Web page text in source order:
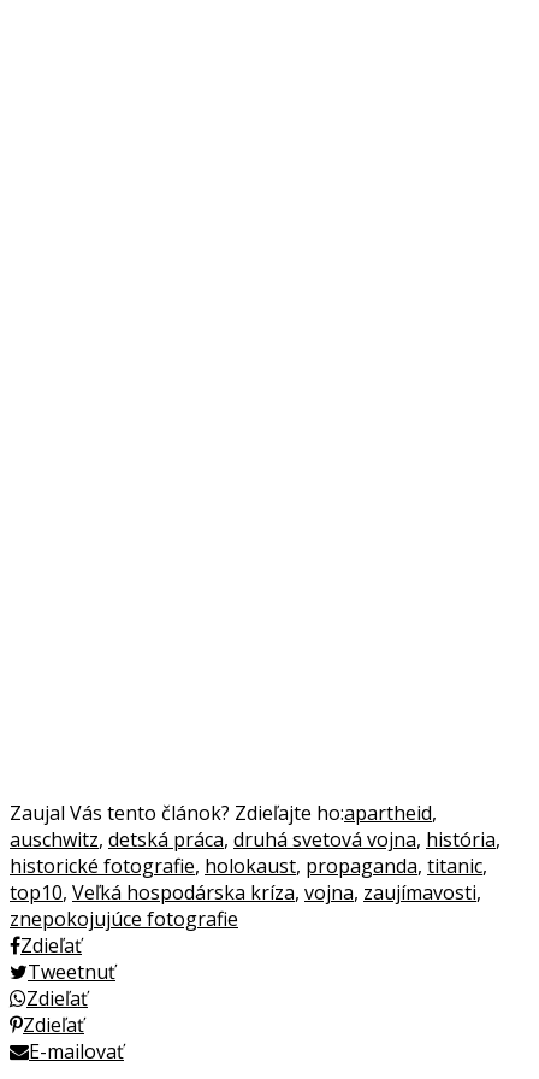
Zaujal Vás tento článok? Zdieľajte ho:apartheid,
auschwitz, detská práca, druhá svetová vojna, história,
historické fotografie, holokaust, propaganda, titanic,
top10, Veľká hospodárska kríza, vojna, zaujímavosti,
znepokojujúce fotografie
Zdieľať
Tweetnuť
Zdieľať
Zdieľať
E-mailovať